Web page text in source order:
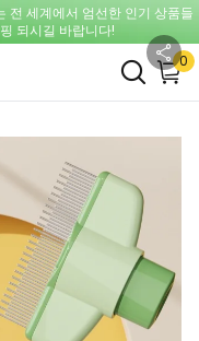
일 이유 불문 반품 정책
전 세계에서 엄선한 인기 상품들
되시길 바랍니다!
0